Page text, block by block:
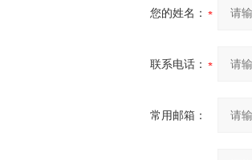
您的姓名：
联系电话：
常用邮箱：